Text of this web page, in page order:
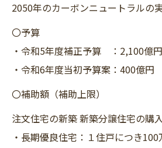
2050年のカーボンニュートラルの
〇予算
・令和5年度補正予算 ：2,100億円
・令和6年度当初予算案：400億円
〇補助額（補助上限）
注文住宅の新築 新築分譲住宅の購
・長期優良住宅：１住戸につき100